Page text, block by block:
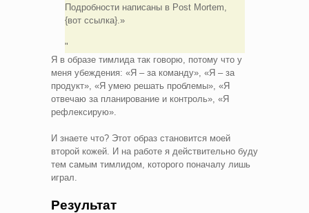
Подробности написаны в Post Mortem,
{вот ссылка}.»
Я в образе тимлида так говорю, потому что у
меня убеждения: «Я – за команду», «Я – за
продукт», «Я умею решать проблемы», «Я
отвечаю за планирование и контроль», «Я
рефлексирую».
И знаете что? Этот образ становится моей
второй кожей. И на работе я действительно буду
тем самым тимлидом, которого поначалу лишь
играл.
Результат